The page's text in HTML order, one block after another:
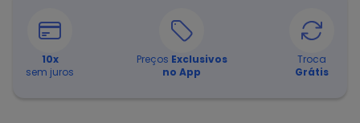
10x
sem juros
Preços Exclusivos
no App
Troca
Grátis